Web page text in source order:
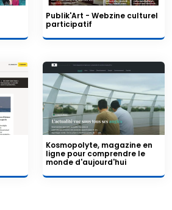
Publik'Art - Webzine culturel
participatif
Kosmopolyte, magazine en
ligne pour comprendre le
monde d'aujourd'hui